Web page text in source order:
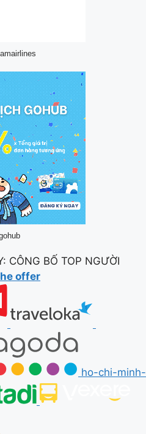
CÔNG BỐ TOP NGƯỜI
offer
ho-chi-minh-